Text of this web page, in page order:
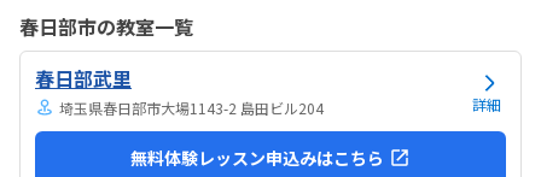
したりできるのは助かります。料金は今の物価で考えれば高いとは思
いませんが、子どもの成長具合で判断すると思います。子どもが自発
的にどんどん作り進めていったのには正直驚きました。最初からたく
さんあれこれ説明されずブロックを触らせてもらったの...
春日部市の教室一覧
春日部武里
埼玉県春日部市大場1143-2 島田ビル204 詳細
無料体験レッスン申込みはこちら